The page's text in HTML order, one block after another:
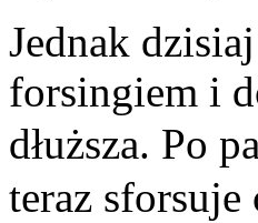
Jednak
forsingiem i
dłuższa. Po
teraz